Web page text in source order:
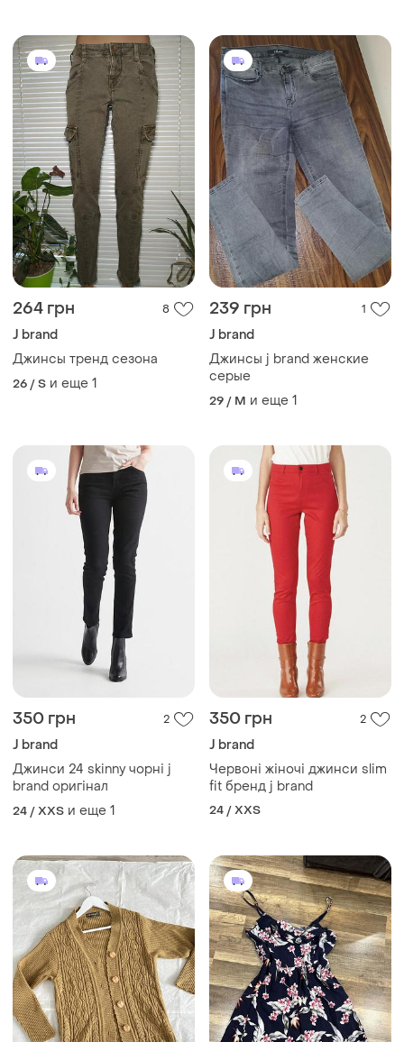
264 грн 8
J brand
Джинсы тренд сезона
26 / S и еще 1
239 грн 1
J brand
Джинсы j brand женские
серые
29 / M и еще 1
350 грн 2
J brand
Джинси 24 skinny чорні j
brand оригінал
24 / XXS и еще 1
350 грн 2
J brand
Червоні жіночі джинси slim
fit бренд j brand
24 / XXS